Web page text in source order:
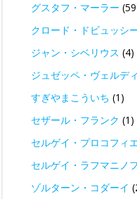
グスタフ・マーラー
クロード・ドビュッシ
ジャン・シベリウス (4)
ジュゼッペ・ヴェルディ
すぎやまこういち (1)
セザール・フランク (1)
セルゲイ・プロコフィ
セルゲイ・ラフマニノ
ゾルターン・コダーイ